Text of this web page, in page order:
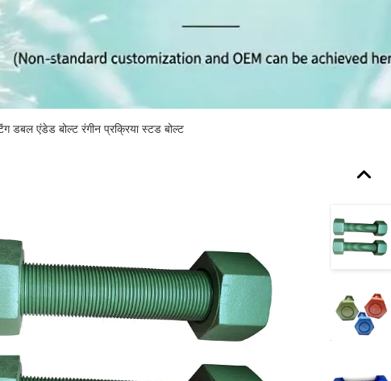
डबल एंडेड बोल्ट रंगीन प्रक्रिया स्टड बोल्ट